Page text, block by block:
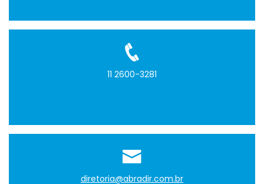
11 2600-3281
diretoria@abradir.com.br